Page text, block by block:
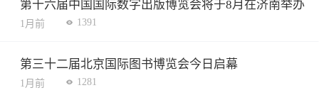
第十六届中国国际数字出版博览会将于8月在济南举办
1月前 1391
第三十二届北京国际图书博览会今日启幕
1月前 1281